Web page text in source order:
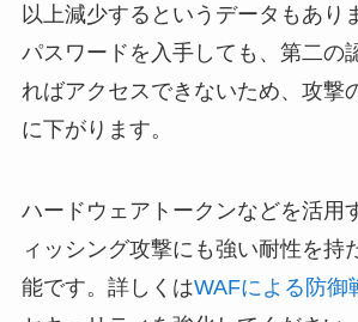
以上減少するというデータもあり
パスワードを入手しても、第二の
ればアクセスできないため、攻撃
に下がります。
ハードウェアトークンなどを活用
ィッシング攻撃にも強い耐性を持
能です。詳しくはWAFによる防御